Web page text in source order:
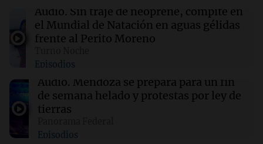
Descuentos de hasta $400 en entradas para
TechCrunch Disrupt 2026 hasta mañana
Vogue World se trasladará a San Francisco: un
guiño a la fusión entre tecnología y moda
01:59 Mundo
México establece nuevo récord de oros
Audio. Sin traje de neoprene, compite en
el Mundial de Natación en aguas gélidas
frente al Perito Moreno
Episodios
Audio. Mendoza se prepara para un fin
de semana helado y protestas por ley de
tierras
Episodios